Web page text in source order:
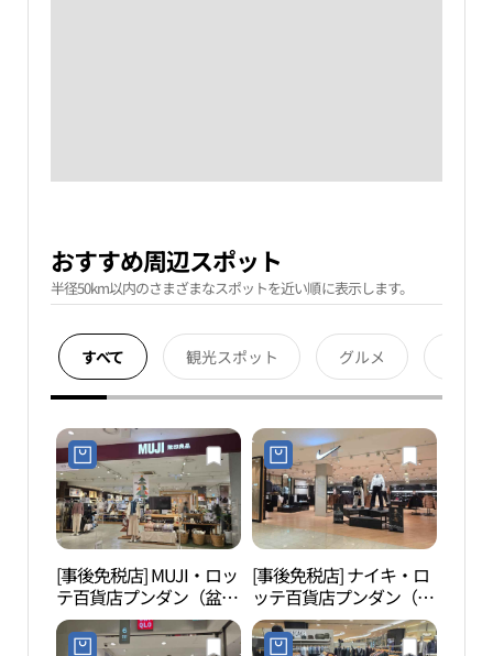
おすすめ周辺スポット
半径50km以内のさまざまなスポットを近い順に表示します。
すべて 観光スポット グルメ
[事後免税店] MUJI・ロッ
テ百貨店プンダン（盆
唐）店(MUJI 롯데백화점
분당점)
[事後免税店] ナイキ・ロ
ッテ百貨店プンダン（盆
唐）店(나이키 롯데백화
점 분당점)